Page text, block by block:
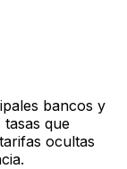
bancos y
que
ocultas